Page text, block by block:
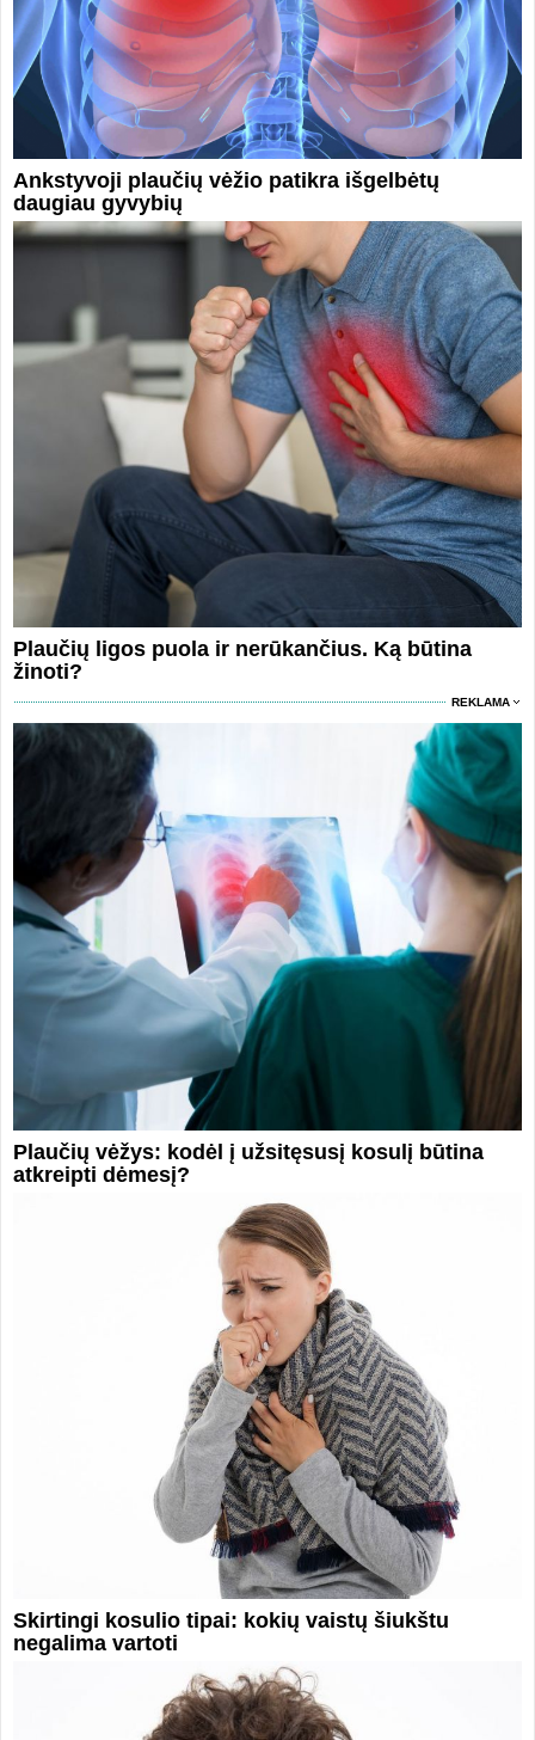
Ankstyvoji plaučių vėžio patikra išgelbėtų
daugiau gyvybių
Plaučių ligos puola ir nerūkančius. Ką būtina
žinoti?
REKLAMA
Plaučių vėžys: kodėl į užsitęsusį kosulį būtina
atkreipti dėmesį?
Skirtingi kosulio tipai: kokių vaistų šiukštu
negalima vartoti